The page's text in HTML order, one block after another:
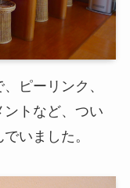
ピーリンク、
トなど、つい
いました。